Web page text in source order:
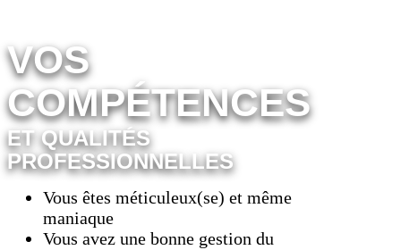
VOS
COMPÉTENCES
ET QUALITÉS
PROFESSIONNELLES
Vous êtes méticuleux(se) et même
maniaque
Vous avez une bonne gestion du